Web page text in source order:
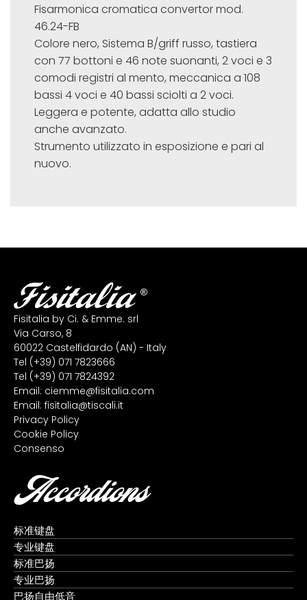
Fisarmonica cromatica convertor mod.
46.24-FB
Colore nero, Sistema B/griff russo, tastiera
con 77 bottoni e 46 note suonanti, 2 voci e 3
comodi registri al mento, meccanica a 108
bassi 4 voci e 40 bassi sciolti a 2 voci.
Leggera e potente, adatta allo studio
anche avanzato.
Strumento utilizzato in esposizione e pari al
nuovo.
Fisitalia by Ci. & Emme. srl
Via Carso, 8
60022 Castelfidardo (AN) - Italy
Tel (+39) 071 7823666
Tel (+39) 071 7824392
Email: ciemme@fisitalia.com
Email: fisitalia@tiscali.it
Privacy Policy
Cookie Policy
Consenso
Accordions
标准键盘
专业键盘
标准巴扬
专业巴扬
巴扬自由低音